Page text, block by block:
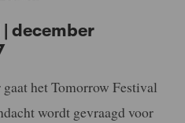
december
het Tomorrow Festival
wordt gevraagd voor